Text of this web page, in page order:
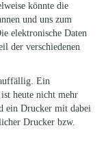
könnte die
und uns zum
elektronische Daten
der verschiedenen
Ein
heute nicht mehr
ein Drucker mit dabei
Drucker bzw.